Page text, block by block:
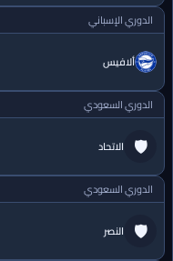
الدوري الإسباني
ألافيس
الدوري السعودي
🛡 الاتحاد
الدوري السعودي
🛡 النصر